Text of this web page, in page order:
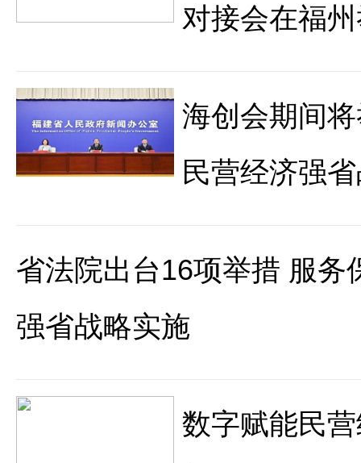
对接会在福
海创会期间
民营经济强
省法院出台16项举措 服务
强省战略实施
数字赋能民